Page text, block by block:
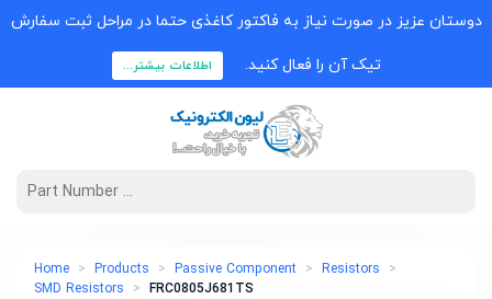
دوستان عزیز در صورت نیاز به فاکتور کاغذی حتما در مراحل ثبت سفارش
تیک آن را فعال کنید. اطلاعات بیشتر...
Home Products Passive Component
Resistors
SMD Resistors
FRC0805J681TS